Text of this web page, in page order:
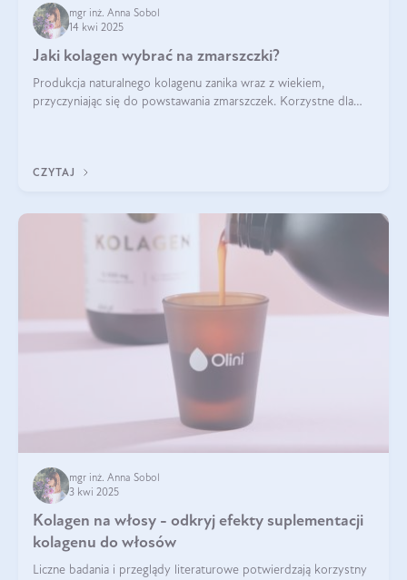
mgr inż. Anna Sobol
14 kwi 2025
Jaki kolagen wybrać na zmarszczki?
Produkcja naturalnego kolagenu zanika wraz z wiekiem,
przyczyniając się do powstawania zmarszczek. Korzystne dla
CZYTAJ
mgr inż. Anna Sobol
3 kwi 2025
Kolagen na włosy - odkryj efekty suplementacji
kolagenu do włosów
Liczne badania i przeglądy literaturowe potwierdzają korzystny